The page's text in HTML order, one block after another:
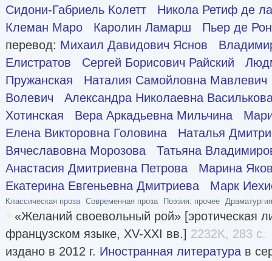
Сидони-Габриель Колетт
Никола Ретиф де
Клеман Маро
Каролин Ламарш
Пьер де
перевод: Михаил Давидович Яснов
Елистратов
Сергей Борисович Райский
Пружанская
Наталия Самойловна Мавлевич
Волевич
Александра Николаевна
Хотинская
Вера Аркадьевна Мильчина
Елена Викторовна Головина
Наталья
Вячеславовна Морозова
Татьяна
Анастасия Дмитриевна Петрова
Марина
Екатерина Евгеньевна Дмитриева
Марк
Классическая проза Современная проза Поэзия: прочее
«Желаний своевольный рой» [эротическая
французском языке, XV-XXI вв.] 2232K, 283 с.
издано в 2012 г. Иностранная литература в